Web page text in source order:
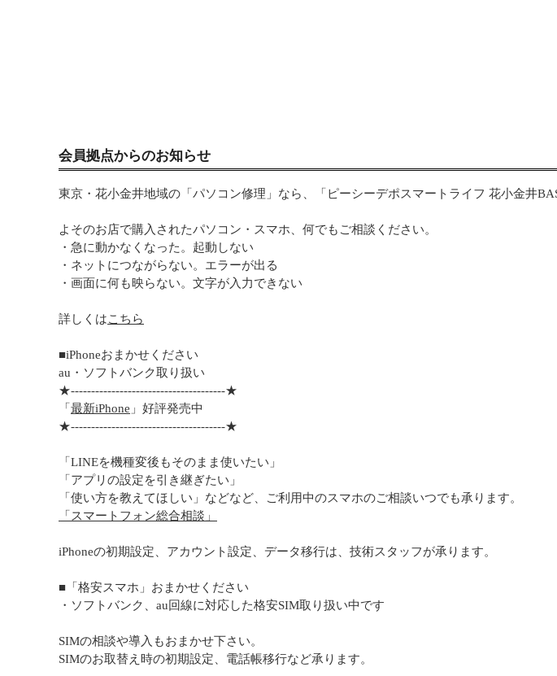
会員拠点からのお知らせ
東京・花小金井地域の「パソコン修理」なら、「ピーシーデポスマートライフ 花小金井
よそのお店で購入されたパソコン・スマホ、何でもご相談ください。
・急に動かなくなった。起動しない
・ネットにつながらない。エラーが出る
・画面に何も映らない。文字が入力できない
詳しくはこちら
■iPhoneおまかせください
au・ソフトバンク取り扱い
★--------------------------------------★
「 最新iPhone 」好評発売中
★--------------------------------------★
「LINEを機種変後もそのまま使いたい」
「アプリの設定を引き継ぎたい」
「使い方を教えてほしい」などなど、ご利用中のスマホのご相談いつでも承ります。
「スマートフォン総合相談」
iPhoneの初期設定、アカウント設定、データ移行は、技術スタッフが承ります。
■「格安スマホ」おまかせください
・ソフトバンク、au回線に対応した格安SIM取り扱い中です
SIMの相談や導入もおまかせ下さい。
SIMのお取替え時の初期設定、電話帳移行など承ります。